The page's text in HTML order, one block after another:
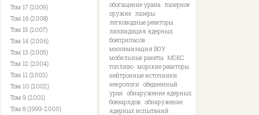
Том 17 (2009)
Том 16 (2008)
Том 15 (2007)
Том 14 (2006)
Том 13 (2005)
Том 12 (2004)
Том 11 (2003)
Том 10 (2002)
Том 9 (2001)
Том 8 (1999-2000)
обогащение урана
лазерное
оружие лазеры
легководные реакторы
ликвидация ядерных
боеприпасов
минимизация ВОУ
мобильные ракеты МОКС
топливо морские реакторы
нейтронные источники
некрологи обедненный
уран обнаружение ядерных
боезарядов обнаружение
ядерных испытаний